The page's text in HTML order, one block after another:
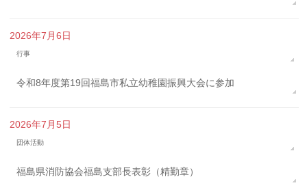
2026年7月6日
行事
令和8年度第19回福島市私立幼稚園振興大会に参加
2026年7月5日
団体活動
福島県消防協会福島支部長表彰（精勤章）